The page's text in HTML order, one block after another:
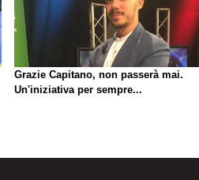
Grazie Capitano, non passerà mai.
Un'iniziativa per sempre...